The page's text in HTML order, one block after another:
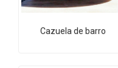
Cazuela de barro